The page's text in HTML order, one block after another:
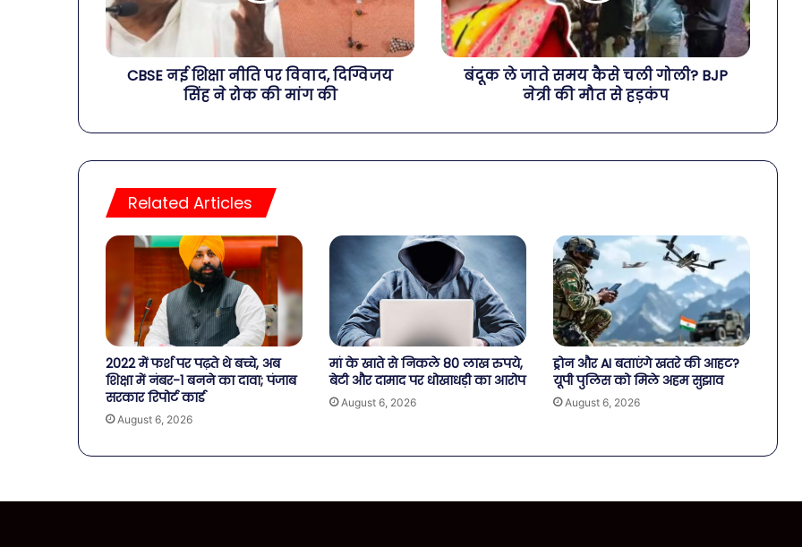
CBSE नई शिक्षा नीति पर विवाद, दिग्विजय
सिंह ने रोक की मांग की
बंदूक ले जाते समय कैसे चली गोली? BJP
नेत्री की मौत से हड़कंप
Related Articles
2022 में फर्श पर पढ़ते थे बच्चे, अब
शिक्षा में नंबर-1 बनने का दावा; पंजाब
सरकार रिपोर्ट कार्ड
August 6, 2026
मां के खाते से निकले 80 लाख रुपये,
बेटी और दामाद पर धोखाधड़ी का आरोप
August 6, 2026
ड्रोन और AI बताएंगे खतरे की आहट?
यूपी पुलिस को मिले अहम सुझाव
August 6, 2026